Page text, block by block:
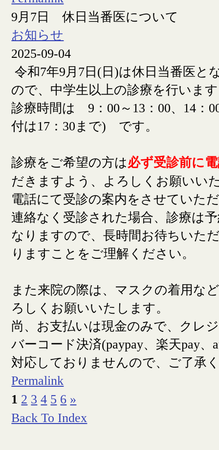
9月7日 休日当番医について
お知らせ
2025-09-04
令和7年9月7日(日)は休日当番医と
ので、中学生以上の診療を行います
診療時間は 9：00～13：00、14：
付は17：30まで) です。
診療をご希望の方は必ず受診前に
だきますよう、よろしくお願いい
電話にて受診の案内をさせていた
連絡なく受診された場合、診療は
なりますので、長時間お待ちいた
りますことをご理解ください。
また来院の際は、マスクの着用な
ろしくお願いいたします。
尚、お支払いは現金のみで、クレ
バーコード決済(paypay、楽天pay、
対応しておりませんので、ご了承
Permalink
1 2 3 4 5 6 »
Back To Index